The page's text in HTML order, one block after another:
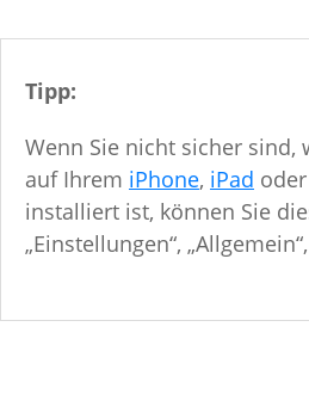
Tipp:
Wenn Sie nicht sicher sind,
auf Ihrem iPhone, iPad
installiert ist, können Sie
„Einstellungen“,